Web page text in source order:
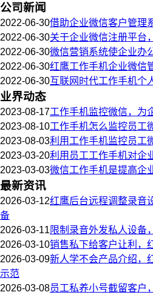
公司新闻
2022-06-30借助企业微信客户管理
2022-06-30关于企业微信注册平台
2022-06-30微信营销系统使企业办
2022-06-30红鹰工作手机企业微信
2022-06-30互联网时代工作手机个
业界动态
2023-08-17工作手机监控微信，为
2023-08-10工作手机怎么监控员工
2023-08-03利用工作手机监控员工
2023-03-20利用员工工作手机对企
2023-03-03微信工作手机是提高企
最新资讯
2026-03-12红鹰后台远程调整录音
备
2026-03-11 限制录音外发私人设备
2026-03-10销售私下给客户让利，
2026-03-09新人学不会产品介绍，
示范
2026-03-08员工私养小号截留客户